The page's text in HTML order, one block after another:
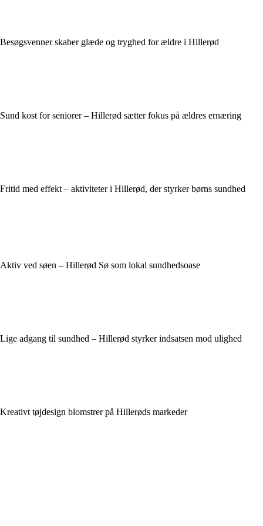
Besøgsvenner skaber glæde og tryghed for ældre i Hillerød
Sund kost for seniorer – Hillerød sætter fokus på ældres ernæring
Fritid med effekt – aktiviteter i Hillerød, der styrker børns sundhed
Aktiv ved søen – Hillerød Sø som lokal sundhedsoase
Lige adgang til sundhed – Hillerød styrker indsatsen mod ulighed
Kreativt tøjdesign blomstrer på Hillerøds markeder